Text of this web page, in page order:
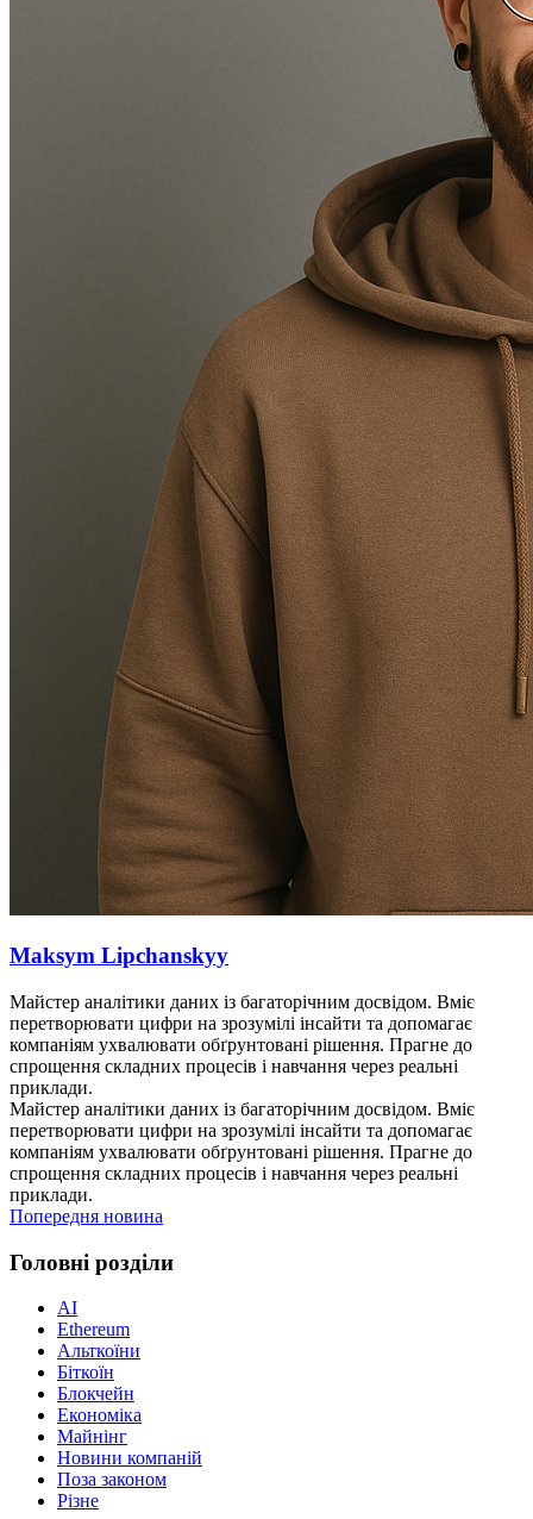
Maksym Lipchanskyy
Майстер аналітики даних із багаторічним досвідом. Вміє
перетворювати цифри на зрозумілі інсайти та допомагає
компаніям ухвалювати обґрунтовані рішення. Прагне до
спрощення складних процесів і навчання через реальні
приклади.
Майстер аналітики даних із багаторічним досвідом. Вміє
перетворювати цифри на зрозумілі інсайти та допомагає
компаніям ухвалювати обґрунтовані рішення. Прагне до
спрощення складних процесів і навчання через реальні
приклади.
Попередня новина
Головні розділи
AI
Ethereum
Альткоїни
Біткоїн
Блокчейн
Економіка
Майнінг
Новини компаній
Поза законом
Різне